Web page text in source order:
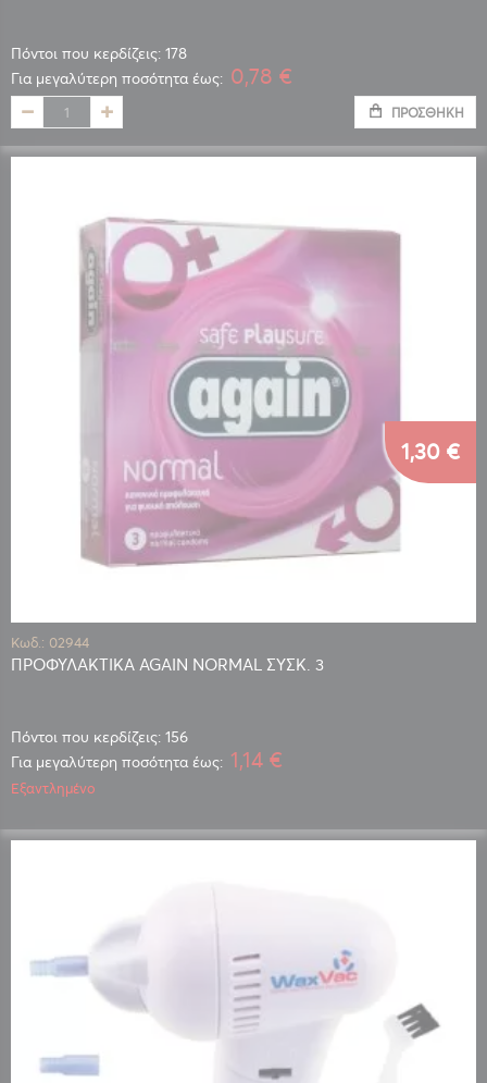
Πόντοι που κερδίζεις: 178
Για μεγαλύτερη ποσότητα έως: 0,78 €
ΠΡΟΣΘΉΚΗ
Κωδ.: 02944
ΠΡΟΦΥΛΑΚΤΙΚΑ AGAIN NORMAL ΣΥΣΚ. 3
Πόντοι που κερδίζεις: 156
1,30 €
Για μεγαλύτερη ποσότητα έως: 1,14 €
Εξαντλημένο